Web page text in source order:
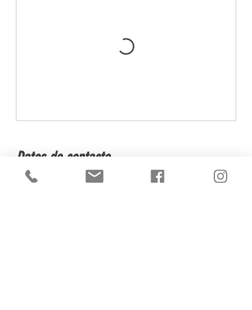
Datos de contacto
Colonia & Río Negro, Montevideo